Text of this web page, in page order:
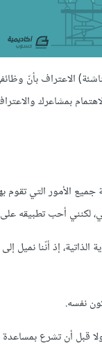
الاعتراف بأنّ
بمشاعرك
جميع الأمور التي
لكنني أحب تطبيقه
إذ أنّنا نميل إلى
نفسه.
أولا قبل أن تشرع